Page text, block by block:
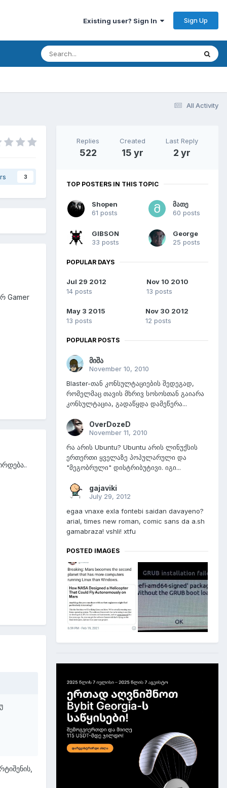
Existing user? Sign In Sign Up
All Activity
3
Gamer
Replies
522
Created
15 yr
Last Reply
2 yr
TOP POSTERS IN THIS TOPIC
Shopen
61 posts
მათე
60 posts
GIBSON
33 posts
George
25 posts
POPULAR DAYS
Jul 29 2012
14 posts
Nov 10 2010
13 posts
May 3 2015
13 posts
Nov 30 2012
12 posts
POPULAR POSTS
მიშა
November 10, 2010
Blaster-თან კონსულტაციების შედეგად,
რომელმაც თავის მხრივ სოსოსთან გაიარა
კონსულტაცია, გადაწყდა დამეწერა...
OverDozeD
November 11, 2010
რა არის Ubuntu? Ubuntu არის ლინუქსის
ერთერთი ყველაზე პოპულარული და
"მეგობრული" დისტრიბუტივი. იგი...
gajaviki
July 29, 2012
egaa vnaxe exla fontebi saidan davayeno?
arial, times new roman, comic sans da a.sh
gamabraza! vshli! xtfu
POSTED IMAGES